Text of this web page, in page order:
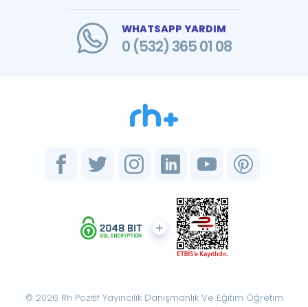
WHATSAPP YARDIM
0 (532) 365 01 08
© 2026 Rh Pozitif Yayıncılık Danışmanlık Ve Eğitim Öğretim